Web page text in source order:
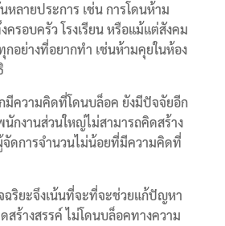
หลายประการ เช่น การโดนห้าม
ครอบครัว โรงเรียน หรือแม้แต่สังคม
อย่างที่อยากทำ เช่นห้ามคุยในห้อง
มีความคิดที่โดนบล็อค ยังมีปัจจัยอีก
กงานส่วนใหญ่ไม่สามารถคิดสร้าง
ดการจำนวนไม่น้อยที่มีความคิดที่
ริยะจึงเน้นที่จะที่จะช่วยแก้ปัญหา
สร้างสรรค์ ไม่โดนบล็อคทางความ